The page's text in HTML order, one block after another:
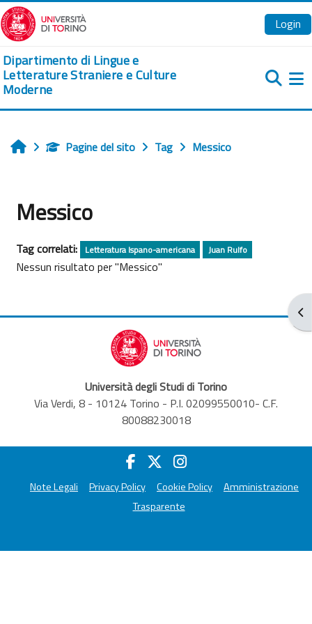
Vai al contenuto principale
Login
Dipartimento di Lingue e
Letterature Straniere e Culture
Moderne
HomePagine del sito Tag Messico
Messico
Tag correlati: Letteratura Ispano-americana Juan Rulfo
Nessun risultato per "Messico"
Università degli Studi di Torino
Via Verdi, 8 - 10124 Torino - P.I. 02099550010- C.F.
80088230018
Note Legali Privacy Policy Cookie Policy
Amministrazione
Trasparente